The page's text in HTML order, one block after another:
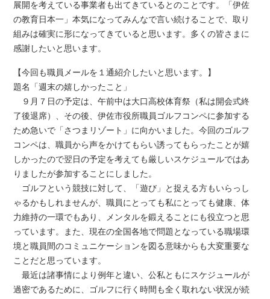
展開を考えている事業者も出てきているとのことです。「伊佐
の教育日本一」本気になってみんなで言い続けることで、取り
組みは確実に形になってきていると思います。多くの皆さまに
感謝したいと思います。
【今回も職員メールを１通紹介したいと思います。】
題名「週末の嬉しかったこと」
９月７日の予定は、午前中は大口高校体育祭（私は開会式終
了後退席）、その後、伊佐市役所職員ゴルフコンペに参加する
ため急いで「さつまリゾート」に向かいました。今回のゴルフ
コンペは、職員から声をかけてもらい誘ってもらったことが嬉
しかったので翌日の予定を考えても厳しいスケジュールではあ
りましたが参加することにしました。
ゴルフという競技に対して、「遊び」と捉える方もいらっし
ゃるかもしれませんが、職員にとっても私にとっても健康、体
力維持の一環でもあり、メンタルを鍛えることにも役立つと思
っています。また、現在の全国各地で問題となっている職場環
境と職員間のコミュニケーションを図る意味からも大変重要な
ことだと思っています。
最近は諸事情により例年と違い、公私ともにスケジュールが
過密であるために、ゴルフに行く時間も全く取れない状況が続